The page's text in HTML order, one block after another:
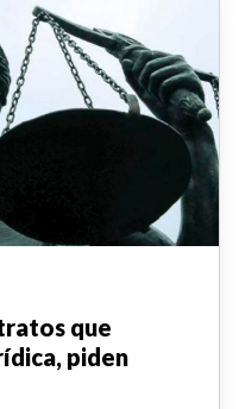
que
piden